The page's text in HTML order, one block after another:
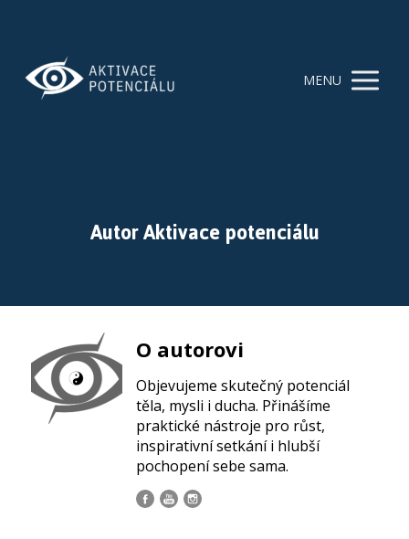
MENU
Autor Aktivace potenciálu
O autorovi
Objevujeme skutečný potenciál
těla, mysli i ducha. Přinášíme
praktické nástroje pro růst,
inspirativní setkání i hlubší
pochopení sebe sama.